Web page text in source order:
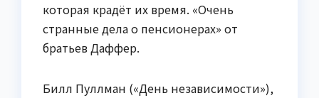
которая крадёт их время. «Очень
странные дела о пенсионерах» от
братьев Даффер.
Билл Пуллман («День независимости»),